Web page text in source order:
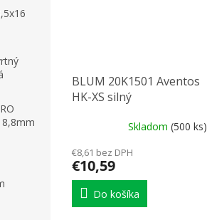
BLUM 20K1501 Aventos
HK-XS silný
Skladom (500 ks)
€8,61 bez DPH
€10,59
Do košíka